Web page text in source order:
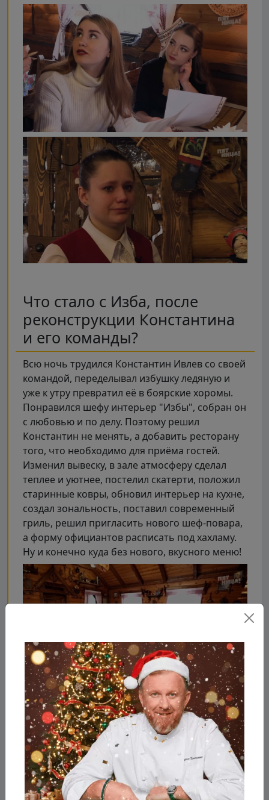
Что стало с Изба, после
реконструкции Константина
и его команды?
Всю ночь трудился Константин Ивлев со своей
командой, переделывал избушку ледяную и
уже к утру превратил её в боярские хоромы.
Понравился шефу интерьер "Избы", собран он
с любовью и по делу. Поэтому решил
Константин не менять, а добавить ресторану
того, что необходимо для приёма гостей.
Изменил вывеску, в зале атмосферу сделал
теплее и уютнее, постелил скатерти, положил
старинные ковры, обновил интерьер на кухне,
создал зональность, поставил современный
гриль, решил пригласить нового шеф-повара,
а форму официантов расписать под хахламу.
Ну и конечно куда без нового, вкусного меню!